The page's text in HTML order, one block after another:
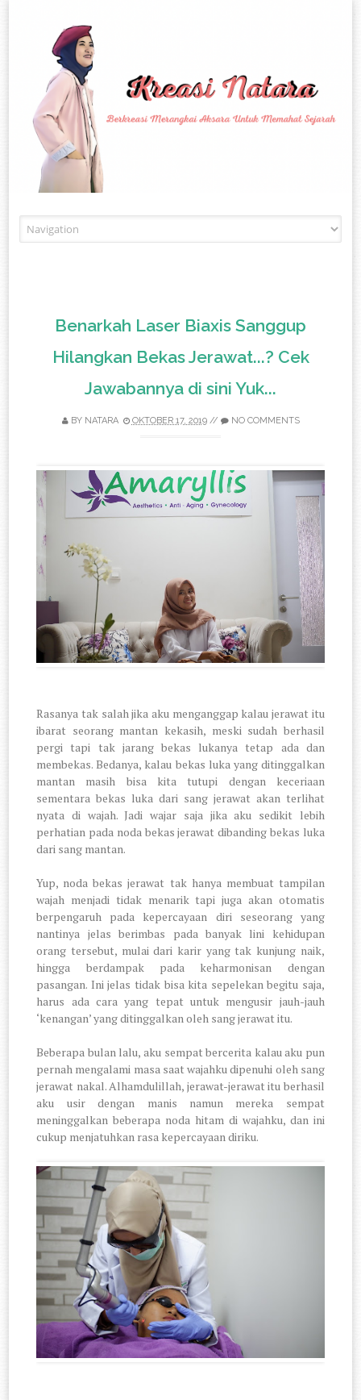
Benarkah Laser Biaxis Sanggup
Hilangkan Bekas Jerawat...? Cek
Jawabannya di sini Yuk...
BY NATARA OKTOBER 17, 2019// NO COMMENTS
Rasanya tak salah jika aku menganggap kalau jerawat itu
ibarat seorang mantan kekasih, meski sudah berhasil
pergi tapi tak jarang bekas lukanya tetap ada dan
membekas. Bedanya, kalau bekas luka yang ditinggalkan
mantan masih bisa kita tutupi dengan keceriaan
sementara bekas luka dari sang jerawat akan terlihat
nyata di wajah. Jadi wajar saja jika aku sedikit lebih
perhatian pada noda bekas jerawat dibanding bekas luka
dari sang mantan.
Yup, noda bekas jerawat tak hanya membuat tampilan
wajah menjadi tidak menarik tapi juga akan otomatis
berpengaruh pada kepercayaan diri seseorang yang
nantinya jelas berimbas pada banyak lini kehidupan
orang tersebut, mulai dari karir yang tak kunjung naik,
hingga berdampak pada keharmonisan dengan
pasangan. Ini jelas tidak bisa kita sepelekan begitu saja,
harus ada cara yang tepat untuk mengusir jauh-jauh
‘kenangan’ yang ditinggalkan oleh sang jerawat itu.
Beberapa bulan lalu, aku sempat bercerita kalau aku pun
pernah mengalami masa saat wajahku dipenuhi oleh sang
jerawat nakal. Alhamdulillah, jerawat-jerawat itu berhasil
aku usir dengan manis namun mereka sempat
meninggalkan beberapa noda hitam di wajahku, dan ini
cukup menjatuhkan rasa kepercayaan diriku.